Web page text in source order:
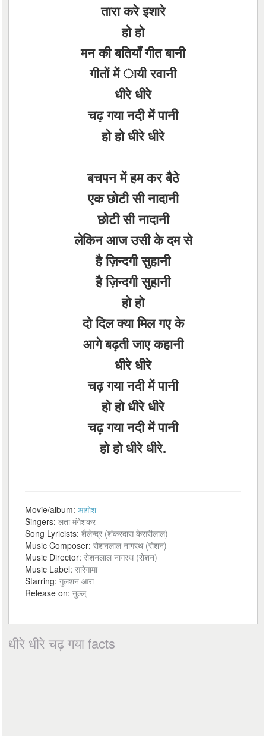
तारा करे इशारे
हो हो
मन की बतियाँ गीत बानी
गीतों में ायी रवानी
धीरे धीरे
चढ़ गया नदी में पानी
हो हो धीरे धीरे
बचपन में हम कर बैठे
एक छोटी सी नादानी
छोटी सी नादानी
लेकिन आज उसी के दम से
है ज़िन्दगी सुहानी
है ज़िन्दगी सुहानी
हो हो
दो दिल क्या मिल गए के
आगे बढ़ती जाए कहानी
धीरे धीरे
चढ़ गया नदी में पानी
हो हो धीरे धीरे
चढ़ गया नदी में पानी
हो हो धीरे धीरे.
Movie/album:आग़ोश
Singers:लता मंगेशकर
Song Lyricists:शैलेन्द्र (शंकरदास केसरीलाल)
Music Composer:रोशनलाल नागरथ (रोशन)
Music Director:रोशनलाल नागरथ (रोशन)
Music Label:सारेगामा
Starring:गुलशन आरा
Release on:नुल्ल्
धीरे धीरे चढ़ गया facts